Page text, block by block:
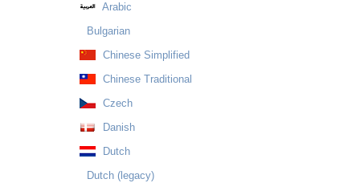
Arabic
Bulgarian
Chinese Simplified
Chinese Traditional
Czech
Danish
Dutch
Dutch (legacy)